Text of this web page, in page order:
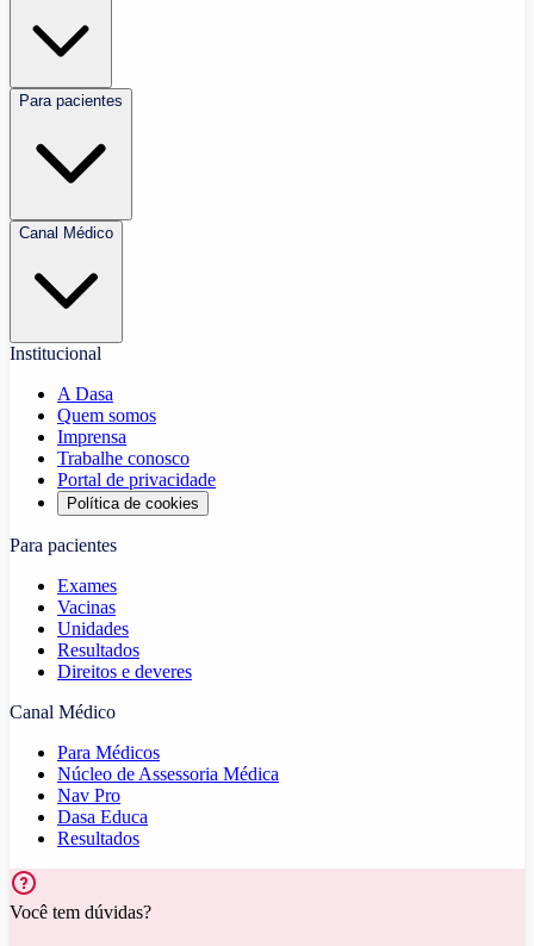
Para pacientes
Canal Médico
Institucional
A Dasa
Quem somos
Imprensa
Trabalhe conosco
Portal de privacidade
Política de cookies
Para pacientes
Exames
Vacinas
Unidades
Resultados
Direitos e deveres
Canal Médico
Para Médicos
Núcleo de Assessoria Médica
Nav Pro
Dasa Educa
Resultados
Você tem dúvidas?